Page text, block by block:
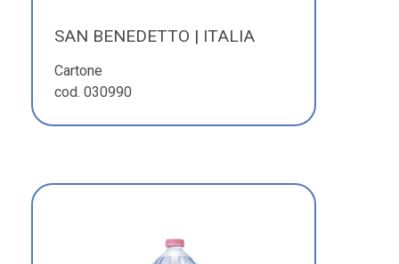
SAN BENEDETTO | ITALIA
Cartone
cod. 030990